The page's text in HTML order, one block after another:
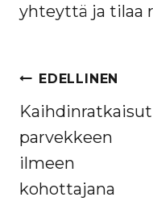
yhteyttä ja tilaa
SELAUS
EDELLINEN
Kaihdinratkaisut
parvekkeen
ilmeen
kohottajana